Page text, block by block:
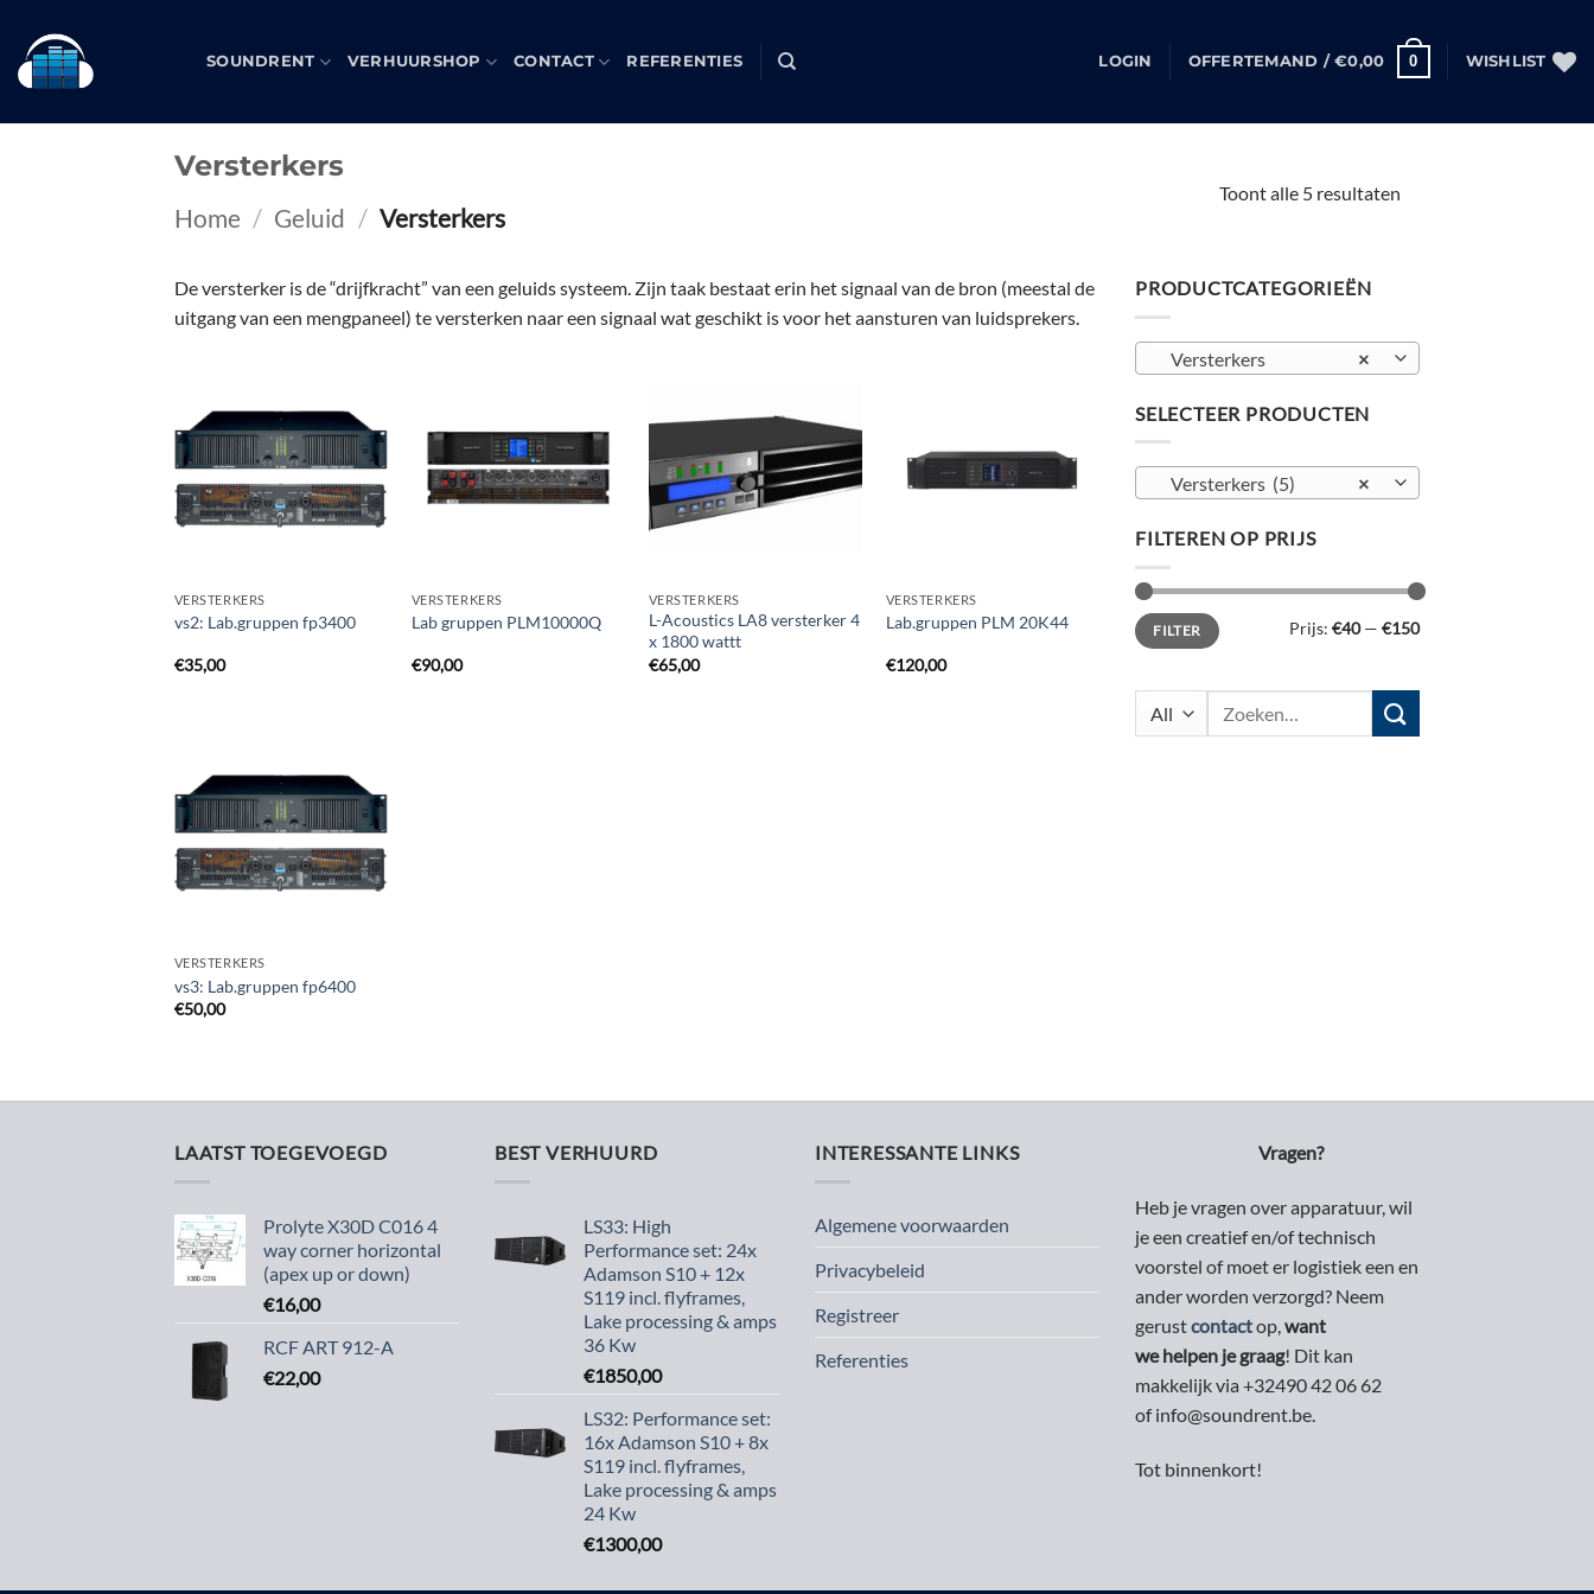
content
SOUNDRENT VERHUURSHOP CONTACT REFERENTIES LOGIN OFFERTEMAND /€0,00 0 WISHLIST
Versterkers
Home / Geluid / Versterkers
Toont alle 5 resultaten
De versterker is de “drijfkracht” van een geluids systeem. Zijn taak bestaat erin het signaal van de bron (meestal de
uitgang van een mengpaneel) te versterken naar een signaal wat geschikt is voor het aansturen van luidsprekers.
Toevoegen
aan
verlanglijst
VERSTERKERS
vs2: Lab.gruppen fp3400
€35,00
aan
verlanglijst
VERSTERKERS
Lab gruppen PLM10000Q
€90,00
Toevoegen
verlanglijst
VERSTERKERS
L-Acoustics LA8 versterker 4
x 1800 wattt
€65,00
verlanglijst
VERSTERKERS
Lab.gruppen PLM 20K44
€120,00
Toevoegen
aan
verlanglijst
VERSTERKERS
vs3: Lab.gruppen fp6400
€50,00
PRODUCTCATEGORIEËN
×
Versterkers
SELECTEER PRODUCTEN
×
Versterkers (5)
FILTEREN OP PRIJS
Min.
prijs
Max.
prijsFILTER Prijs: €40— €150
Zoeken
naar:
LAATST TOEGEVOEGD
Prolyte X30D C016 4
way corner horizontal
(apex up or down)
€16,00
RCF ART 912-A
€22,00
BEST VERHUURD
LS33: High
Performance set: 24x
Adamson S10 + 12x
S119 incl. flyframes,
Lake processing & amps
36 Kw
€1850,00
LS32: Performance set:
16x Adamson S10 + 8x
S119 incl. flyframes,
Lake processing & amps
24 Kw
€1300,00
INTERESSANTE LINKS
Algemene voorwaarden
Privacybeleid
Registreer
Referenties
Vragen?
Heb je vragen over apparatuur, wil
je een creatief en/of technisch
voorstel of moet er logistiek een en
ander worden verzorgd? Neem
gerustcontactop,want
we helpen je graag! Dit kan
makkelijk via +32490 42 06 62
of info@soundrent.be.
Tot binnenkort!